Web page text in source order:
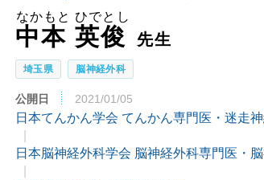
中本 英俊
なかもと ひでとし
先生
埼玉県 脳神経外科
公開日 2021/01/05
日本てんかん学会 てんかん専門医・迷走
日本脳神経外科学会 脳神経外科専門医・